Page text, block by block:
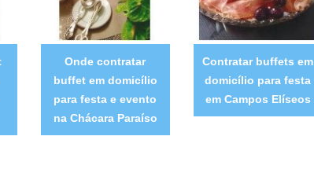
Onde contratar
buffet em domicílio
para festa e evento
na Chácara Paraíso
Contratar buffets em
domicílio para festa
em Campos Elíseos